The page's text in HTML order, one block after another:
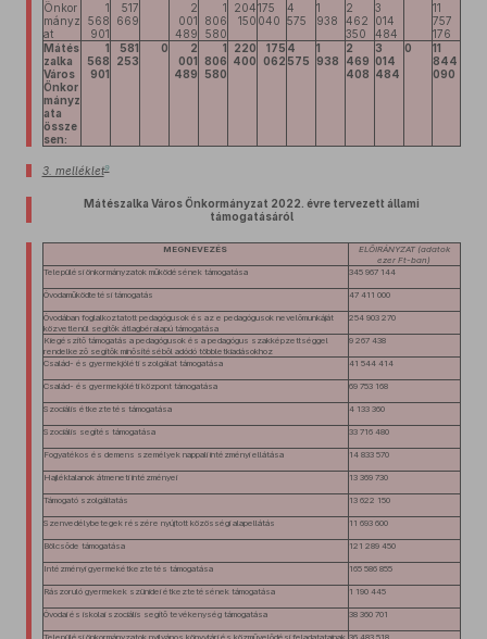
Önkor
mányz
at
1
568
901
517
669
2
001
489
1
806
580
204
150
175
040
4
575
1
938
2
462
350
3
014
484
11
757
176
Mátés
zalka
Város
Önkor
mányz
ata
össze
sen:
1
568
901
581
253
0
2
001
489
1
806
580
220
400
175
062
4
575
1
938
2
469
408
3
014
484
0
11
844
090
3. melléklet9
Mátészalka Város Önkormányzat 2022. évre tervezett állami
támogatásáról
MEGNEVEZÉS
ELŐIRÁNYZAT (adatok
ezer Ft-ban)
Települési önkormányzatok működésének támogatása
345 967 144
Óvodaműködtetési támogatás 47 411 000
Óvodában foglalkoztatott pedagógusok és az e pedagógusok nevelőmunkáját
közvetlenül segítők átlagbéralapú támogatása
254 903 270
Kiegészítő támogatás a pedagógusok és a pedagógus szakképzettséggel
rendelkező segítők minősítéséből adódó többletkiadásokhoz
9 267 438
Család- és gyermekjóléti szolgálat támogatása 41 544 414
Család- és gyermekjóléti központ támogatása 69 753 168
Szociális étkeztetés támogatása 4 133 360
Szociális segítés támogatása 33 716 480
Fogyatékos és demens személyek nappali intézményi ellátása 14 833 570
Hajléktalanok átmeneti intézményei 13 369 730
Támogató szolgáltatás 13 622 150
Szenvedélybetegek részére nyújtott közösségi alapellátás 11 693 600
Bölcsőde támogatása 121 289 450
Intézményi gyermekétkeztetés támogatása 165 586 855
Rászoruló gyermekek szünidei étkeztetésének támogatása 1 190 445
Óvodai és iskolai szociális segítő tevékenység támogatása 38 360 701
Települési önkormányzatok nyilvános könyvtári és közművelődési feladatatainak 36 483 518